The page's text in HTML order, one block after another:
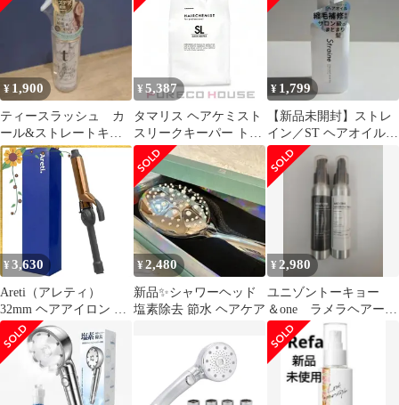
200ml ×6本
¥ 1,900
ティースラッシュ カ
ール&ストレートキー
プミスト
¥ 5,387
タマリス ヘアケミスト
スリークキーパー トリ
ートメント 1000g レフ
ィル
¥ 1,799
【新品未開封】ストレ
イン／ST ヘアオイル／
80ml
¥ 3,630
Areti（アレティ）
32mm ヘアアイロン チ
タン 100℃～200℃ 6段
階 温度設定 海外対応
i1964SD カールアイロ
ン コテ カールヘアアイ
ロン キープ 1
¥2,480
新品✨シャワーヘッド
塩素除去 節水 ヘアケア
¥ 2,980
ユニゾントーキョー
＆one ラメラヘアーエ
ッセンス+ユニバーサル
オイル セット